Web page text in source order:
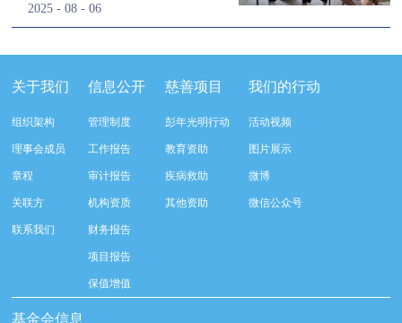
余彭年慈善基金会第四届理事会监事。
徐滨先生当选余彭年慈善基金会第四届
先生依次为新一任理事长徐滨先生及秘
新起点上，基金会将始终坚守创立初
心，继续沿着余彭年先生的慈善足迹稳
步前行：一方面将持续巩固已有的品牌
公益项目优势，把帮扶资源更精准地向
索适配新时代公益环境的创新路径，联
动更多社会爱心力量，搭建更透明、更
阔的角落，用实际行动践行"取之于社
会、用之于社会"的公益承诺。未来，
余彭年慈善基金会将在新一届理事会的
带领下，以更饱满的热忱投身公益慈善
小路弯弯曲曲，两边是繁茂的林木，我
家中。简朴的乡村民居陈设简单，老人
往日家中大大小小的农活，全都压在了
老伴一人肩上。此前季爷爷的左眼早已
彻底失明，卧床的日子里视野一片昏
暗，行动受限再加上双目近乎失明，老
人常常对往后的生活满心忧虑。得益于
去年项目开展的右眼手术，如今他的右
眼重获视力，平日里能够看清手机屏
幕，简单的日常起居也可以自己打理不
少。聊天的时候季爷爷语气满是庆
幸：“本来走路就不利索，要是双眼都
看不见，真的不敢设想往后的日子。现
事业的生动体现。随后余彭年慈善基金
光明行动”在内蒙的点点滴滴，并希望
覆盖，加强术后随访与科普宣传，同时
仪式后余彭年慈善基金会一行实地探访
了项目实施的一线情况，详细了解了患
流程就诊环节。 探访结束后，我们一行
开始对参与项目的患者进行了随机的回
项目的患者进行了随机的回访。居住在
松山区三道井子村的王奶奶左眼一直视
检查治疗。村里的赵书记在走访过程中
着一份特别的牵挂，走进了一个个普通
曾经被白内障困扰的老人，在接受
发生了怎样的变化。“现在能看清菜苗
来到涟源市渡头塘乡洪家村。72岁的曾
爷爷正在自家菜地里忙碌。他曾是村里
见，另一只眼睛的视力也越来越差。以
前，他看不清鱼塘的水位，也分不清菜
术后，眼睛亮堂多了！”老人笑着说。
现在，他能清楚地看到鱼塘里鱼儿游动
杂草。尽管手部有残疾，但他在田埂上
2025 - 08 - 06
关于我们
组织架构
理事会成员
章程
关联方
联系我们
信息公开
管理制度
工作报告
审计报告
机构资质
财务报告
项目报告
保值增值
慈善项目
彭年光明行动
教育资助
疾病救助
其他资助
我们的行动
活动视频
图片展示
微博
微信公众号
基金会信息